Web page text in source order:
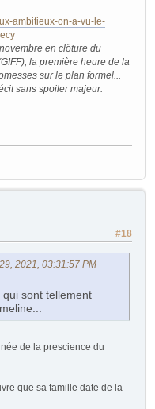
ambitieux-on-a-vu-le-
en clôture du
la première heure de la
sur le plan formel...
sans spoiler majeur.
#18
2021, 03:31:57 PM
qui sont tellement
de la prescience du
que sa famille date de la